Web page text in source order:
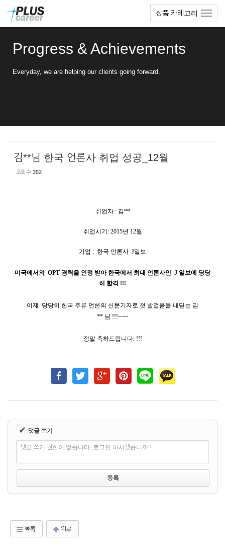
상품 카테고리
Progress & Achievements
Everyday, we are helping our clients going forward.
김**님 한국 언론사 취업 성공_12월
조회 수 352
취업자 : 김**
취업시기: 2015년 12월
기업 : 한국 언론사 J일보
미국에서의 OPT 경력을 인정 받아 한국에서 최대 언론사인 J 일보에 당당
히 합격 !!!
이제 당당히 한국 주류 언론의 신문기자로 첫 발걸음을 내딛는 김
** 님 !!!~~~
정말 축하드립니다. !!!
✔ 댓글 쓰기
댓글 쓰기 권한이 없습니다. 로그인 하시겠습니까?
목록 위로